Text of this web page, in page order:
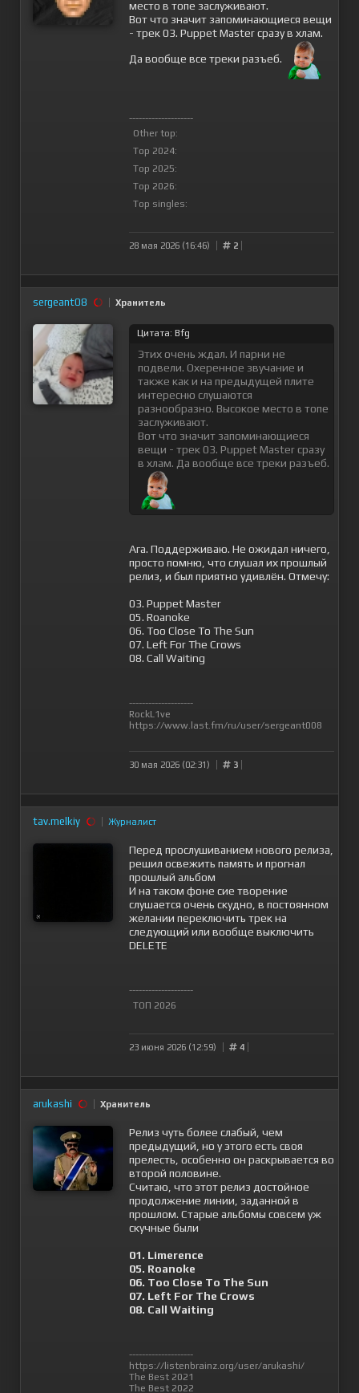
место в топе заслуживают.
Вот что значит запоминающиеся вещи
- трек 03. Puppet Master сразу в хлам.
Да вообще все треки разъеб.
--------------------
Other top:
Top 2024:
Top 2025:
Top 2026:
Top singles:
28 мая 2026 (16:46) 2
sergeant08 Хранитель
Цитата: Bfg
Этих очень ждал. И парни не
подвели. Охеренное звучание и
также как и на предыдущей плите
интересню слушаются
разнообразно. Высокое место в топе
заслуживают.
Вот что значит запоминающиеся
вещи - трек 03. Puppet Master сразу
в хлам. Да вообще все треки разъеб.
Ага. Поддерживаю. Не ожидал ничего,
просто помню, что слушал их прошлый
релиз, и был приятно удивлён. Отмечу:
03. Puppet Master
05. Roanoke
06. Too Close To The Sun
07. Left For The Crows
08. Call Waiting
--------------------
RockL1ve
https://www.last.fm/ru/user/sergeant008
30 мая 2026 (02:31) 3
tav.melkiy Журналист
Перед прослушиванием нового релиза,
решил освежить память и прогнал
прошлый альбом
И на таком фоне сие творение
слушается очень скудно, в постоянном
желании переключить трек на
следующий или вообще выключить
DELETE
--------------------
ТОП 2026
23 июня 2026 (12:59) 4
arukashi Хранитель
Релиз чуть более слабый, чем
предыдущий, но у этого есть своя
прелесть, особенно он раскрывается во
второй половине.
Считаю, что этот релиз достойное
продолжение линии, заданной в
прошлом. Старые альбомы совсем уж
скучные были
01. Limerence
05. Roanoke
06. Too Close To The Sun
07. Left For The Crows
08. Call Waiting
--------------------
https://listenbrainz.org/user/arukashi/
The Best 2021
The Best 2022